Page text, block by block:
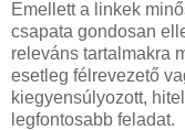
Emellett a linkek
csapata gondosan
releváns tartalmakra
esetleg félrevezető
kiegyensúlyozott,
legfontosabb feladat.